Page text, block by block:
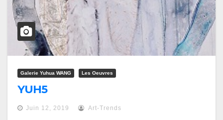
Galerie Yuhua WANG Les Oeuvres
YUH5
Juin 12, 2019 Art-Trends